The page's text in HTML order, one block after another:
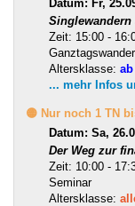
Datum: Fr,
Singlewandern
Zeit: 15:00 -
Altersklasse:
... mehr Infos
🟡 Nur noch 1 TN
Datum: Sa,
Der Weg zur
Zeit: 10:00 -
Seminar
Altersklasse: